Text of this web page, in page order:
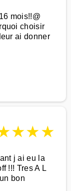
mois!!@
choisir
ai donner
★★★
j ai eu la
!!! Tres A L
bon